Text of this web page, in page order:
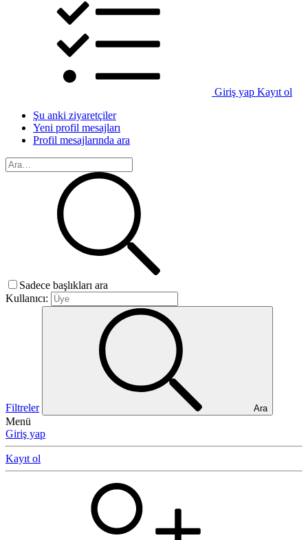
Giriş yap Kayıt ol
Şu anki ziyaretçiler
Yeni profil mesajları
Profil mesajlarında ara
Sadece başlıkları ara
Kullanıcı:
Filtreler Ara
Menü
Giriş yap
Kayıt ol